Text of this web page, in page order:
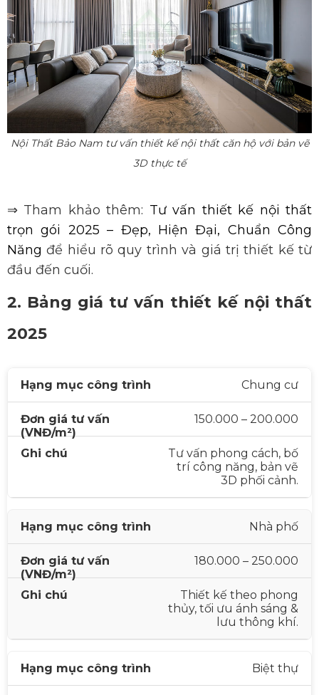
Nội Thất Bảo Nam tư vấn thiết kế nội thất căn hộ với bản vẽ
3D thực tế
⇒ Tham khảo thêm: Tư vấn thiết kế nội thất
trọn gói 2025 – Đẹp, Hiện Đại, Chuẩn Công
Năng để hiểu rõ quy trình và giá trị thiết kế từ
đầu đến cuối.
2. Bảng giá tư vấn thiết kế nội thất
2025
Chung cư
150.000 – 200.000
Tư vấn phong cách, bố
trí công năng, bản vẽ
3D phối cảnh.
Nhà phố
180.000 – 250.000
Thiết kế theo phong
thủy, tối ưu ánh sáng &
lưu thông khí.
Biệt thự